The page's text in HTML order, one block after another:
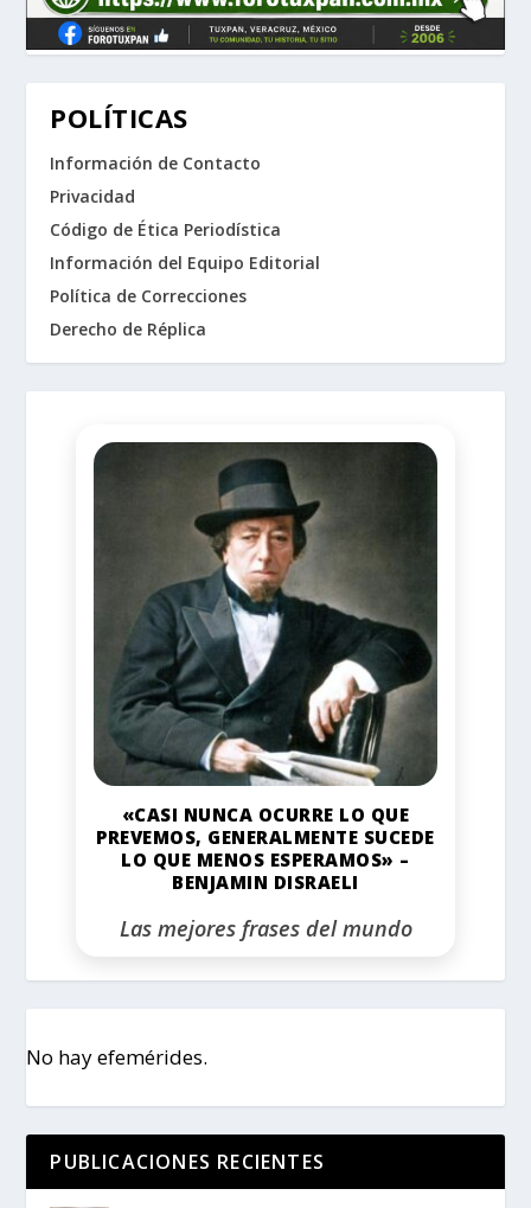
POLÍTICAS
Información de Contacto
Privacidad
Código de Ética Periodística
Información del Equipo Editorial
Política de Correcciones
Derecho de Réplica
«CASI NUNCA OCURRE LO QUE
PREVEMOS, GENERALMENTE SUCEDE
LO QUE MENOS ESPERAMOS» –
BENJAMIN DISRAELI
Las mejores frases del mundo
No hay efemérides.
PUBLICACIONES RECIENTES